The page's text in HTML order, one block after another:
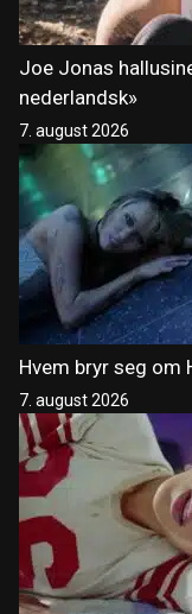
Joe Jonas
nederlandsk»
7. august 2026
Hvem bryr seg om
7. august 2026